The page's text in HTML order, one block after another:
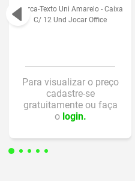
Marca-Texto Uni Amarelo - Caixa
C/ 12 Und Jocar Office
Para visualizar o preço
cadastre-se
gratuitamente ou faça
o login.